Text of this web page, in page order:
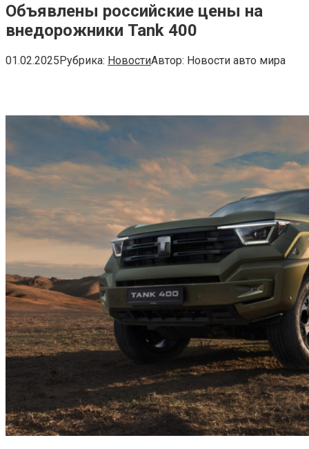
Объявлены российские цены на
внедорожники Tank 400
01.02.2025Рубрика: НовостиАвтор: Новости авто мира